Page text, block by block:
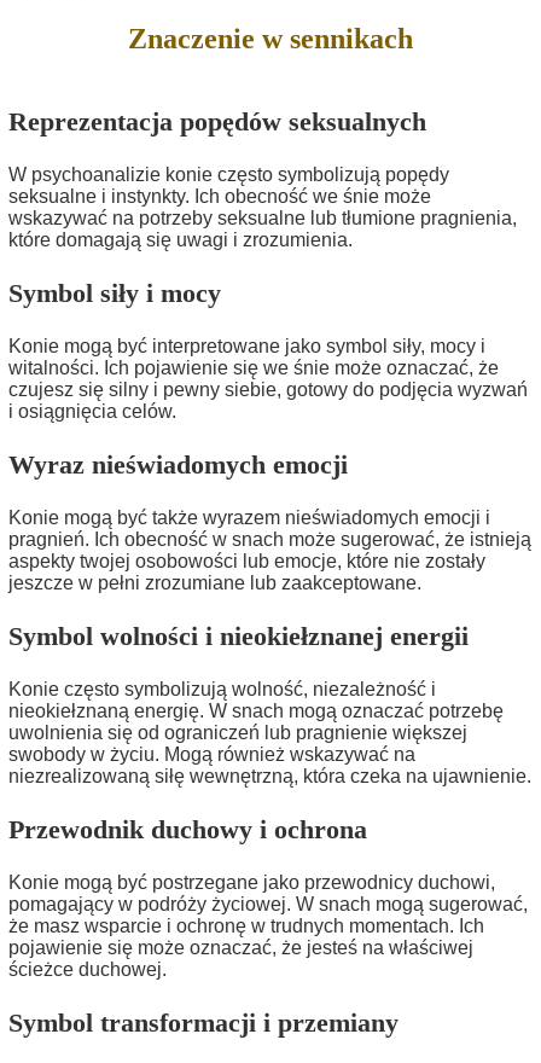
Znaczenie w sennikach
Reprezentacja popędów seksualnych
W psychoanalizie konie często symbolizują popędy
seksualne i instynkty. Ich obecność we śnie może
wskazywać na potrzeby seksualne lub tłumione pragnienia,
które domagają się uwagi i zrozumienia.
Symbol siły i mocy
Konie mogą być interpretowane jako symbol siły, mocy i
witalności. Ich pojawienie się we śnie może oznaczać, że
czujesz się silny i pewny siebie, gotowy do podjęcia wyzwań
i osiągnięcia celów.
Wyraz nieświadomych emocji
Konie mogą być także wyrazem nieświadomych emocji i
pragnień. Ich obecność w snach może sugerować, że istnieją
aspekty twojej osobowości lub emocje, które nie zostały
jeszcze w pełni zrozumiane lub zaakceptowane.
Symbol wolności i nieokiełznanej energii
Konie często symbolizują wolność, niezależność i
nieokiełznaną energię. W snach mogą oznaczać potrzebę
uwolnienia się od ograniczeń lub pragnienie większej
swobody w życiu. Mogą również wskazywać na
niezrealizowaną siłę wewnętrzną, która czeka na ujawnienie.
Przewodnik duchowy i ochrona
Konie mogą być postrzegane jako przewodnicy duchowi,
pomagający w podróży życiowej. W snach mogą sugerować,
że masz wsparcie i ochronę w trudnych momentach. Ich
pojawienie się może oznaczać, że jesteś na właściwej
ścieżce duchowej.
Symbol transformacji i przemiany